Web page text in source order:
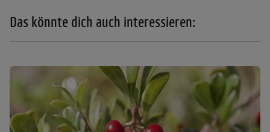
Das könnte dich auch interessieren: